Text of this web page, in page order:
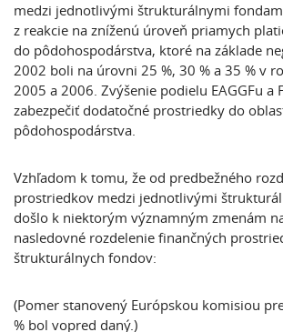
medzi jednotlivými štrukturálnymi
z reakcie na zníženú úroveň priamych
do pôdohospodárstva, ktoré na základe
2002 boli na úrovni 25 %, 30 % a 35 % v
2005 a 2006. Zvýšenie podielu EAGGFu a
zabezpečiť dodatočné prostriedky do
pôdohospodárstva.
Vzhľadom k tomu, že od predbežného
prostriedkov medzi jednotlivými
došlo k niektorým významným zmenám
nasledovné rozdelenie finančných
štrukturálnych fondov:
(Pomer stanovený Európskou komisiou
% bol vopred daný.)